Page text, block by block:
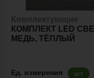
КОМПЛЕКТ LED
МЕДЬ, ТЁПЛЫЙ
Ед. измерения шт